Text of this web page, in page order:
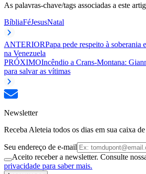
As palavras-chave/tags associadas a este
BíbliaFéJesusNatal
ANTERIORPapa pede respeito à soberania
na Venezuela
PRÓXIMOIncêndio a Crans-Montana:
para salvar as vítimas
Newsletter
Receba Aleteia todos os dias em sua caixa
Seu endereço de e-mail
Aceito receber a newsletter. Consulte
privacidade para saber mais.